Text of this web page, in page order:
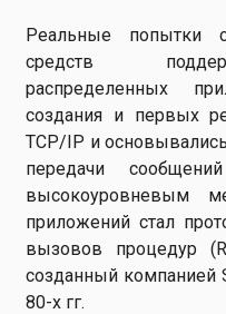
Реальные попытки
средств
распределенных
создания и первых
TCP/IP и
передачи
высокоуровневым
приложений стал
вызовов процедур
созданный компанией
80-х гг.